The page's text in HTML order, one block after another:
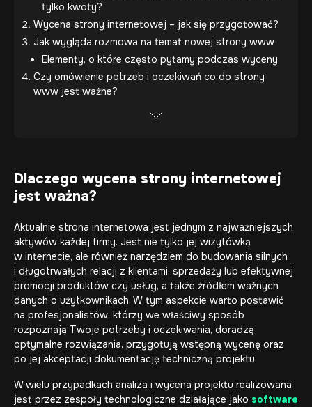
tylko kwoty?
Wycena strony internetowej – jak się przygotować?
Jak wygląda rozmowa na temat nowej strony www
Elementy, o które często pytamy podczas wyceny
Czy omówienie potrzeb i oczekiwań co do strony
www jest ważne?
Dlaczego wycena strony internetowej
jest ważna?
Aktualnie strona internetowa jest jednym z najważniejszych
aktywów każdej firmy. Jest nie tylko jej wizytówką
w internecie, ale również narzędziem do budowania silnych
i długotrwałych relacji z klientami, sprzedaży lub efektywnej
promocji produktów czy usług, a także źródłem ważnych
danych o użytkownikach. W tym aspekcie warto postawić
na profesjonalistów, którzy we właściwy sposób
rozpoznają Twoje potrzeby i oczekiwania, doradzą
optymalne rozwiązania, przygotują wstępną wycenę oraz
po jej akceptacji dokumentację techniczną projektu.
W wielu przypadkach analiza i wycena projektu realizowana
jest przez zespoły technologiczne działające jako software